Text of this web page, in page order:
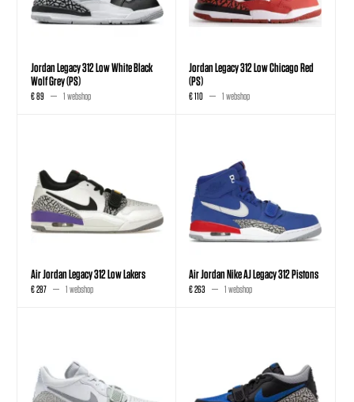
Jordan Legacy 312 Low White Black
Wolf Grey (PS)
€ 89 1 webshop
Jordan Legacy 312 Low Chicago Red
(PS)
€ 110 1 webshop
Air Jordan Legacy 312 Low Lakers
€ 287 1 webshop
Air Jordan Nike AJ Legacy 312 Pistons
€ 263 1 webshop